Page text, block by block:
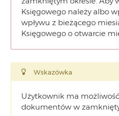
Księgowego należy albo
wpływu z bieżącego
Księgowego o otwarcie
Wskazówka
Użytkownik ma
dokumentów w